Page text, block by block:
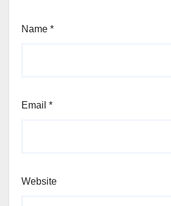
Name *
Email *
Website